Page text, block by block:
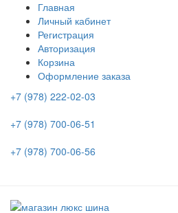
Главная
Личный кабинет
Регистрация
Авторизация
Корзина
Оформление заказа
+7 (978) 222-02-03
+7 (978) 700-06-51
+7 (978) 700-06-56